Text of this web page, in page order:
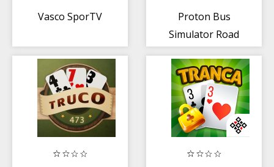
Vasco SporTV
Proton Bus
Simulator Road